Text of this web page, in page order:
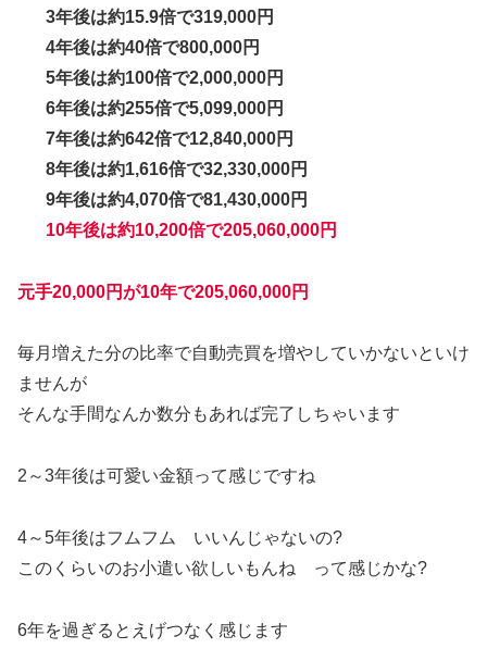
3年後は約15.9倍で319,000円
4年後は約40倍で800,000円
5年後は約100倍で2,000,000円
6年後は約255倍で5,099,000円
7年後は約642倍で12,840,000円
8年後は約1,616倍で32,330,000円
9年後は約4,070倍で81,430,000円
10年後は約10,200倍で205,060,000円
元手20,000円が10年で205,060,000円
毎月増えた分の比率で自動売買を増やしていかないといけ
ませんが
そんな手間なんか数分もあれば完了しちゃいます
2～3年後は可愛い金額って感じですね
4～5年後はフムフム いいんじゃないの?
このくらいのお小遣い欲しいもんね って感じかな?
6年を過ぎるとえげつなく感じます